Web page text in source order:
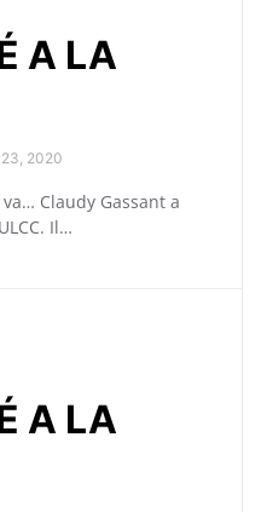
A LA
2020
Claudy Gassant a
Il…
A LA